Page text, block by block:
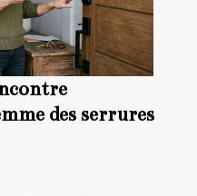
des serrures